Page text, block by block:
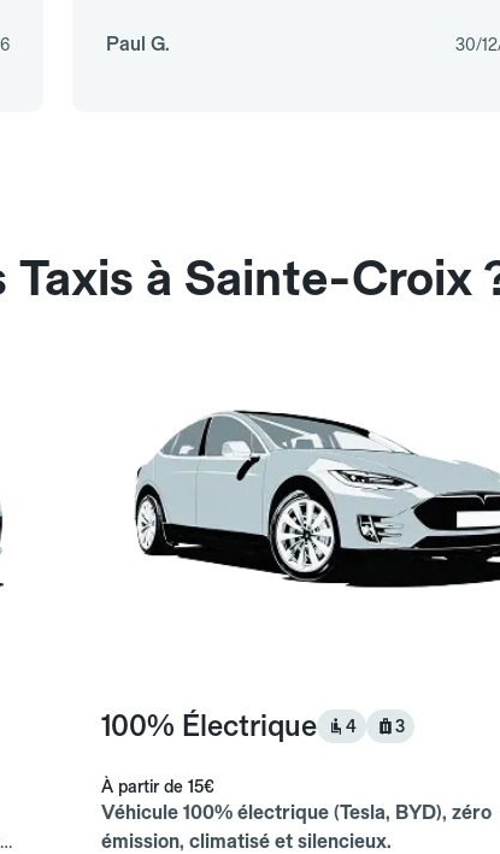
Paul G. 30/
Taxis à Sainte-Croix
100% Électrique 4 3
À partir de 15€
Véhicule 100% électrique (Tesla, BYD), zéro
émission, climatisé et silencieux.